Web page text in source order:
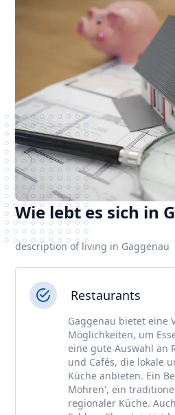
Wie lebt es sich in
description of living in Gaggenau
Restaurants
Gaggenau bietet eine
Möglichkeiten, um
eine gute Auswahl an
und Cafés, die lokale
Küche anbieten. Ein
Mohren', ein
regionaler Küche.